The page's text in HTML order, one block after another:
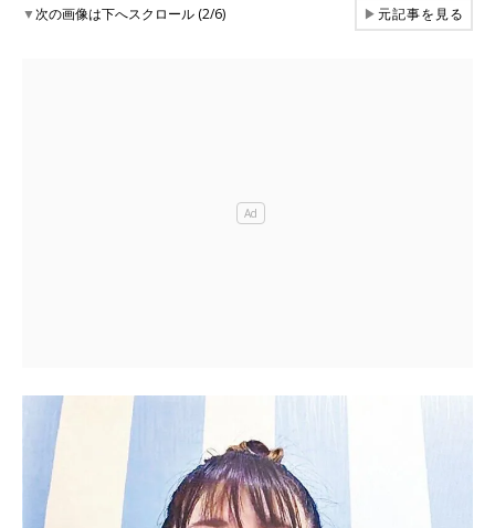
▼次の画像は下へスクロール (2/6) ▶元記事を見る